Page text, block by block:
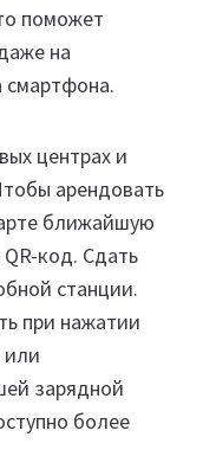
поможет
на
смартфона.
центрах и
арендовать
ближайшую
код. Сдать
станции.
при нажатии
или
зарядной
более